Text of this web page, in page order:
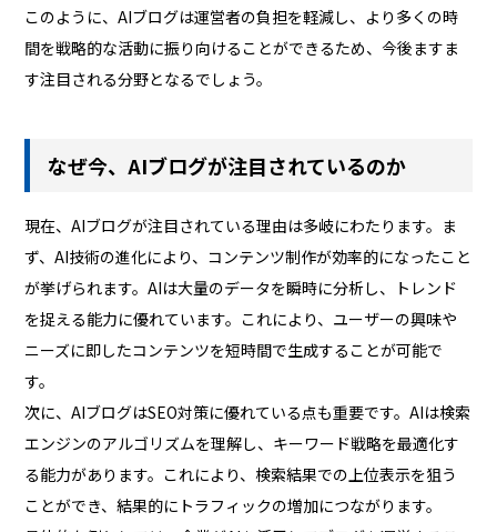
このように、AIブログは運営者の負担を軽減し、より多くの時
間を戦略的な活動に振り向けることができるため、今後ますま
す注目される分野となるでしょう。
なぜ今、AIブログが注目されているのか
現在、AIブログが注目されている理由は多岐にわたります。ま
ず、AI技術の進化により、コンテンツ制作が効率的になったこと
が挙げられます。AIは大量のデータを瞬時に分析し、トレンド
を捉える能力に優れています。これにより、ユーザーの興味や
ニーズに即したコンテンツを短時間で生成することが可能で
す。
次に、AIブログはSEO対策に優れている点も重要です。AIは検索
エンジンのアルゴリズムを理解し、キーワード戦略を最適化す
る能力があります。これにより、検索結果での上位表示を狙う
ことができ、結果的にトラフィックの増加につながります。